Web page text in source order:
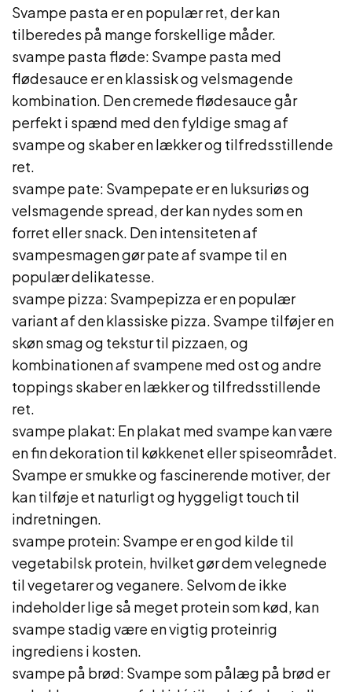
Svampe pasta er en populær ret, der kan
tilberedes på mange forskellige måder.
svampe pasta fløde: Svampe pasta med
flødesauce er en klassisk og velsmagende
kombination. Den cremede flødesauce går
perfekt i spænd med den fyldige smag af
svampe og skaber en lækker og tilfredsstillende
ret.
svampe pate: Svampepate er en luksuriøs og
velsmagende spread, der kan nydes som en
forret eller snack. Den intensiteten af
svampesmagen gør pate af svampe til en
populær delikatesse.
svampe pizza: Svampepizza er en populær
variant af den klassiske pizza. Svampe tilføjer en
skøn smag og tekstur til pizzaen, og
kombinationen af svampene med ost og andre
toppings skaber en lækker og tilfredsstillende
ret.
svampe plakat: En plakat med svampe kan være
en fin dekoration til køkkenet eller spiseområdet.
Svampe er smukke og fascinerende motiver, der
kan tilføje et naturligt og hyggeligt touch til
indretningen.
svampe protein: Svampe er en god kilde til
vegetabilsk protein, hvilket gør dem velegnede
til vegetarer og veganere. Selvom de ikke
indeholder lige så meget protein som kød, kan
svampe stadig være en vigtig proteinrig
ingrediens i kosten.
svampe på brød: Svampe som pålæg på brød er